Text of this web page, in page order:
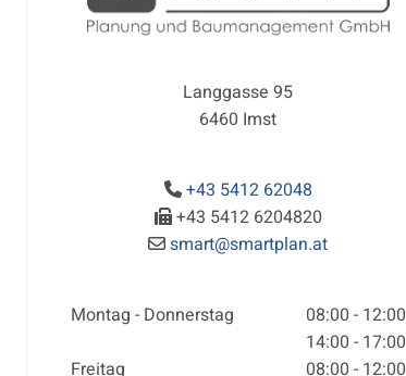
Langgasse 95
6460 Imst
 +43 5412 62048
+43 5412 6204820
 smart@smartplan.at
Montag - Donnerstag
08:00 - 12:00
14:00 - 17:00
Freitag
08:00 - 12:00